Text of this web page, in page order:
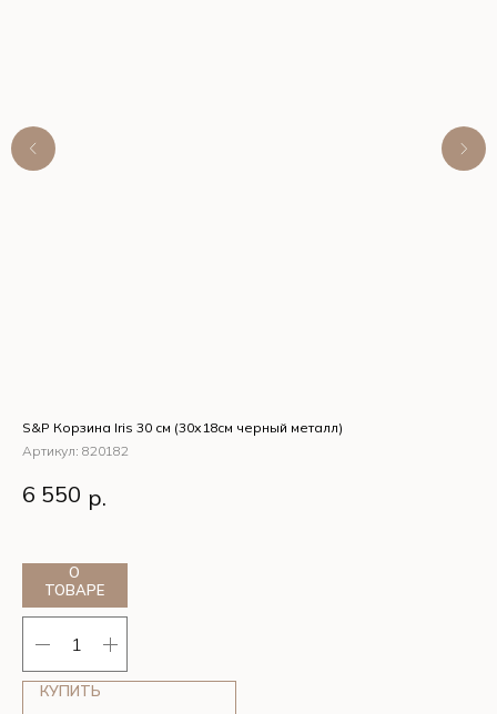
S&P Корзина Iris 30 см (30х18см черный металл)
Артикул: 820182
S&P Корзина Iris 30 см (30х18см черный металл)
6 550 р.
О
ТОВАРЕ
КУПИТЬ